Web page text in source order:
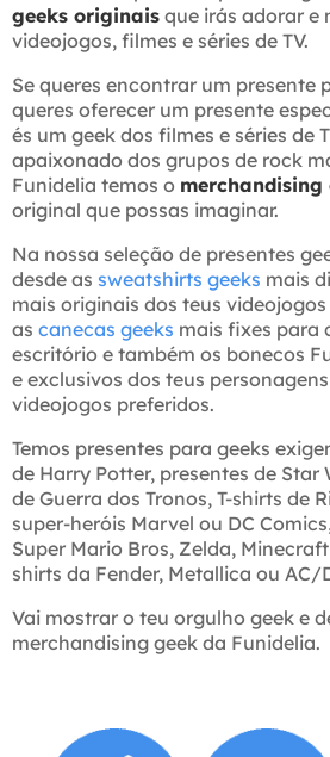
geeks originais que irás adorar e
videojogos, filmes e séries de TV.
Se queres encontrar um presente
queres oferecer um presente
és um geek dos filmes e séries de
apaixonado dos grupos de rock
Funidelia temos o merchandising
original que possas imaginar.
Na nossa seleção de presentes
desde as sweatshirts geeks mais
mais originais dos teus
as canecas geeks mais fixes para
escritório e também os bonecos
e exclusivos dos teus
videojogos preferidos.
Temos presentes para geeks
de Harry Potter, presentes de
de Guerra dos Tronos, T-shirts de
super-heróis Marvel ou DC
Super Mario Bros, Zelda,
shirts da Fender, Metallica ou AC/
Vai mostrar o teu orgulho geek e
merchandising geek da Funidelia.